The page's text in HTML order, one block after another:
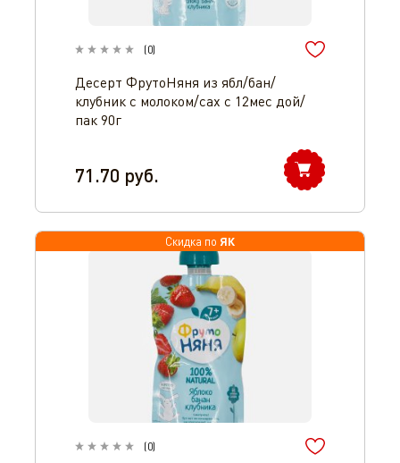
(0)
Десерт ФрутоНяня из ябл/бан/
клубник с молоком/сах с 12мес дой/
пак 90г
71.70 руб.
Скидка по ЯК
(0)